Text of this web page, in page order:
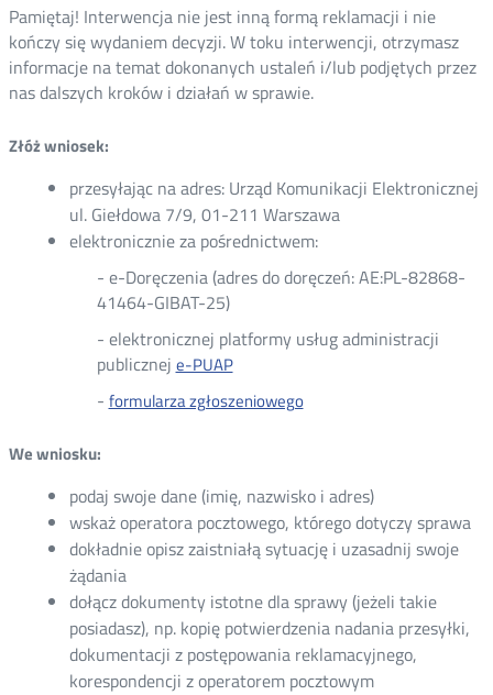
Pamiętaj! Interwencja nie jest inną formą reklamacji i nie
kończy się wydaniem decyzji. W toku interwencji, otrzymasz
informacje na temat dokonanych ustaleń i/lub podjętych przez
nas dalszych kroków i działań w sprawie.
Złóż wniosek:
przesyłając na adres: Urząd Komunikacji Elektronicznej
ul. Giełdowa 7/9, 01-211 Warszawa
elektronicznie za pośrednictwem:
- e-Doręczenia (adres do doręczeń: AE:PL-82868-
41464-GIBAT-25)
- elektronicznej platformy usług administracji
publicznej e-PUAPNowa
karta
- formularza zgłoszeniowegoNowa
We wniosku:
podaj swoje dane (imię, nazwisko i adres)
wskaż operatora pocztowego, którego dotyczy sprawa
dokładnie opisz zaistniałą sytuację i uzasadnij swoje
żądania
dołącz dokumenty istotne dla sprawy (jeżeli takie
posiadasz), np. kopię potwierdzenia nadania przesyłki,
dokumentacji z postępowania reklamacyjnego,
korespondencji z operatorem pocztowym